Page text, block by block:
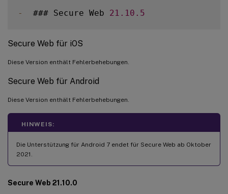
-
  ### Secure Web
21.10 .5
Secure Web für iOS
Diese Version enthält Fehlerbehebungen.
Secure Web für Android
Diese Version enthält Fehlerbehebungen.
HINWEIS:
Die Unterstützung für Android 7 endet für Secure Web ab Oktober
2021.
Secure Web 21.10.0